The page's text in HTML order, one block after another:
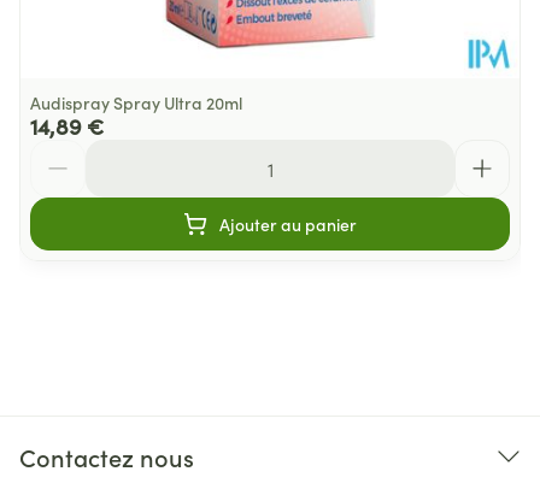
Audispray Spray Ultra 20ml
14,89 €
Ajouter au panier
Contactez nous